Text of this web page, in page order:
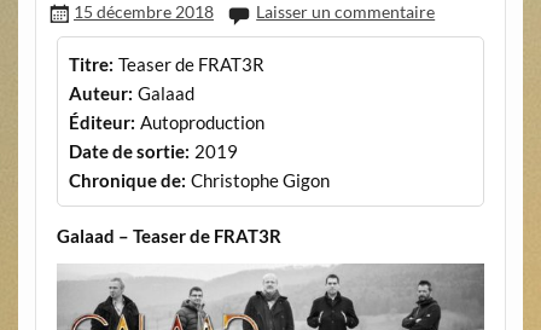
15 décembre 2018 Laisser un commentaire
Titre: Teaser de FRAT3R
Auteur: Galaad
Éditeur: Autoproduction
Date de sortie: 2019
Chronique de: Christophe Gigon
Galaad – Teaser de FRAT3R